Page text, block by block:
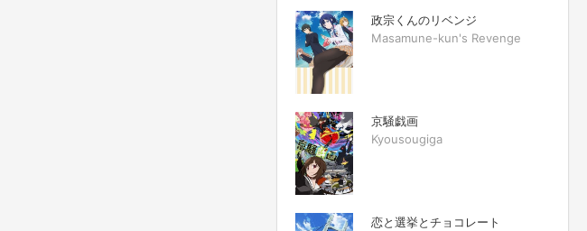
政宗くんのリベンジ
Masamune-kun's Revenge
京騒戯画
Kyousougiga
恋と選挙とチョコレート